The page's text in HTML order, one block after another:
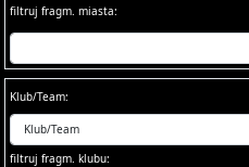
filtruj fragm. miasta:
Klub/Team:
filtruj fragm. klubu: